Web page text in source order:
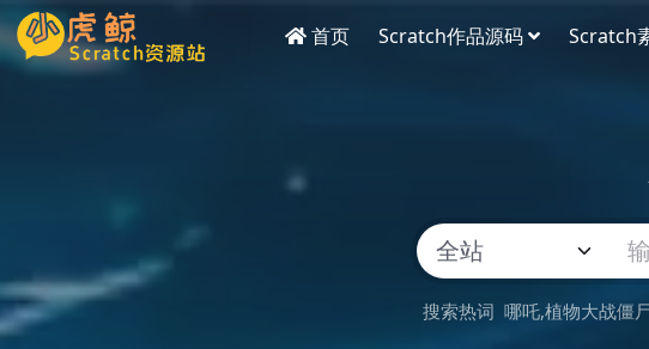
首页 Scratch作品源码 Scratch
搜索热词 哪吒 植物大战僵